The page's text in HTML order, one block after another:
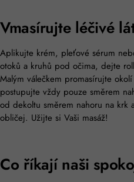
Vmasírujte léčivé
Aplikujte krém, pleťové sérum
otoků a kruhů pod očima, dejte
Malým válečkem promasírujte
postupujte vždy pouze směrem
od dekoltu směrem nahoru na krk
obličej. Užijte si Vaši masáž!
Co říkají naši